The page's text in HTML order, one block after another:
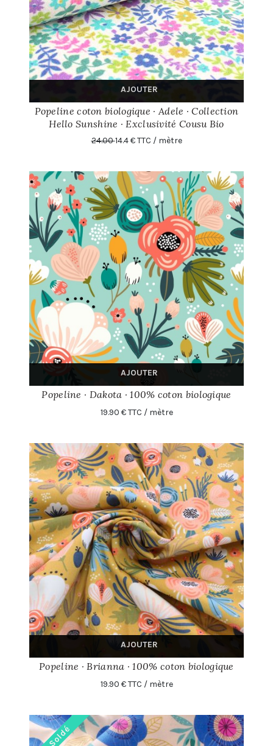
AJOUTER
Popeline coton biologique · Adele · Collection
Hello Sunshine · Exclusivité Cousu Bio
24.0014.4 € TTC / mètre
AJOUTER
Popeline · Dakota · 100% coton biologique
19.90 € TTC / mètre
AJOUTER
Popeline · Brianna · 100% coton biologique
19.90 € TTC / mètre
Soldé